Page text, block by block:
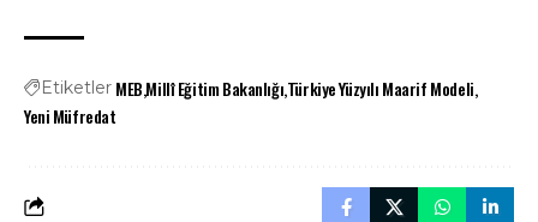
Etiketler MEBMillî Eğitim BakanlığıTürkiye Yüzyılı Maarif Modeli
Yeni Müfredat